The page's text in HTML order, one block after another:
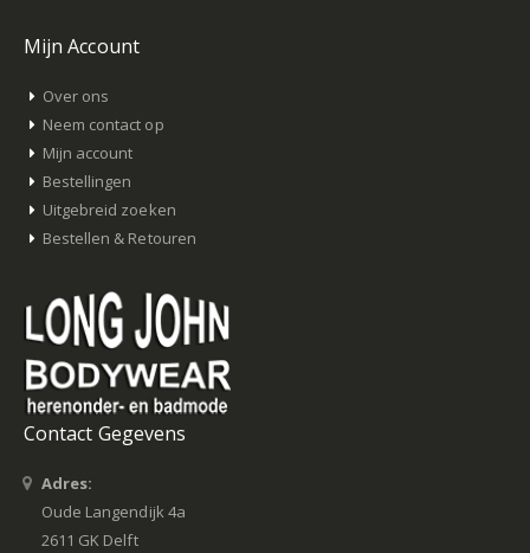
Mijn Account
Over ons
Neem contact op
Mijn account
Bestellingen
Uitgebreid zoeken
Bestellen & Retouren
Contact Gegevens
Adres:
Oude Langendijk 4a
2611 GK Delft